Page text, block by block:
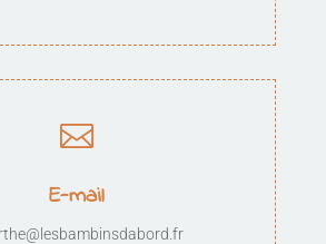

E-mail